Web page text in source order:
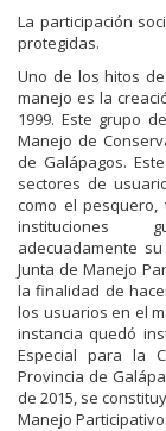
La participación
protegidas.
Uno de los hitos
manejo es la
1999. Este grupo
Manejo de
de Galápagos.
sectores de
como el pesquero,
instituciones
adecuadamente
Junta de Manejo
la finalidad de
los usuarios en el
instancia quedó
Especial para la
Provincia de
de 2015, se
Manejo Participativo.